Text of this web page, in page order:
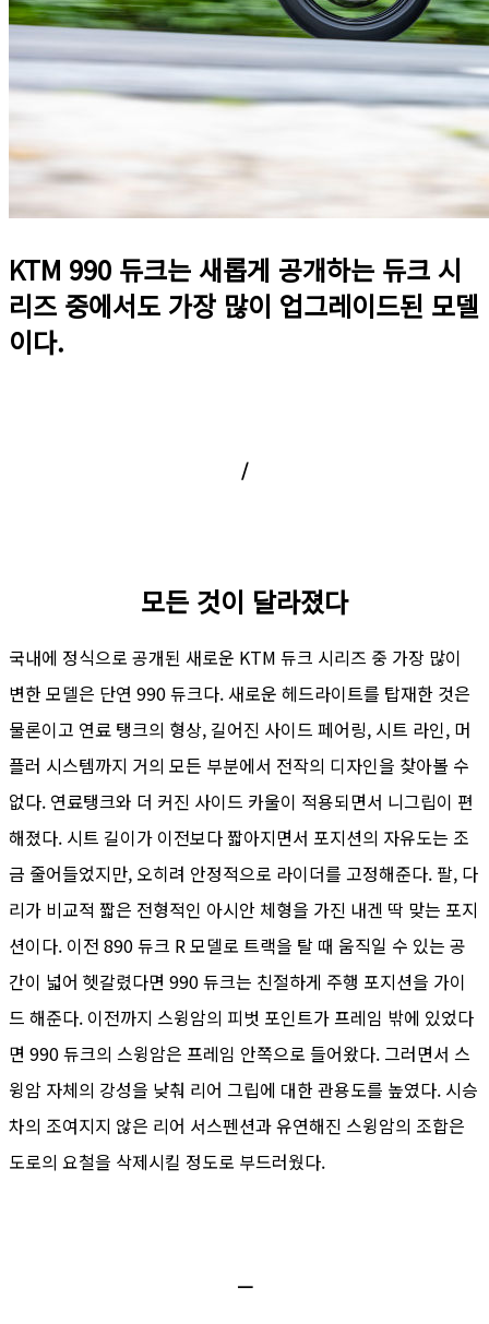
KTM 990 듀크는 새롭게 공개하는 듀크 시
리즈 중에서도 가장 많이 업그레이드된 모델
이다.
/
모든 것이 달라졌다
국내에 정식으로 공개된 새로운 KTM 듀크 시리즈 중 가장 많이
변한 모델은 단연 990 듀크다. 새로운 헤드라이트를 탑재한 것은
물론이고 연료 탱크의 형상, 길어진 사이드 페어링, 시트 라인, 머
플러 시스템까지 거의 모든 부분에서 전작의 디자인을 찾아볼 수
없다. 연료탱크와 더 커진 사이드 카울이 적용되면서 니그립이 편
해졌다. 시트 길이가 이전보다 짧아지면서 포지션의 자유도는 조
금 줄어들었지만, 오히려 안정적으로 라이더를 고정해준다. 팔, 다
리가 비교적 짧은 전형적인 아시안 체형을 가진 내겐 딱 맞는 포지
션이다. 이전 890 듀크 R 모델로 트랙을 탈 때 움직일 수 있는 공
간이 넓어 헷갈렸다면 990 듀크는 친절하게 주행 포지션을 가이
드 해준다. 이전까지 스윙암의 피벗 포인트가 프레임 밖에 있었다
면 990 듀크의 스윙암은 프레임 안쪽으로 들어왔다. 그러면서 스
윙암 자체의 강성을 낮춰 리어 그립에 대한 관용도를 높였다. 시승
차의 조여지지 않은 리어 서스펜션과 유연해진 스윙암의 조합은
도로의 요철을 삭제시킬 정도로 부드러웠다.
ㅡ